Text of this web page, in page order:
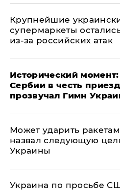
Крупнейшие
супермаркеты
из-за российских атак
Исторический
Сербии в честь
прозвучал Гимн
Может ударить
назвал следующую
Украины
Украина по просьбе